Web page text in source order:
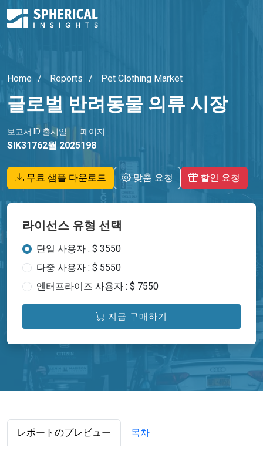
Home Reports Pet Clothing Market
글로벌 반려동물 의류 시장
보고서 ID
SIK3176
출시일
2월 2025
페이지
198
무료 샘플 다운로드 맞춤 요청 할인 요청
라이선스 유형 선택
단일 사용자 : $ 3550
다중 사용자 : $ 5550
엔터프라이즈 사용자 : $ 7550
지금 구매하기
レポートのプレビュー 목차